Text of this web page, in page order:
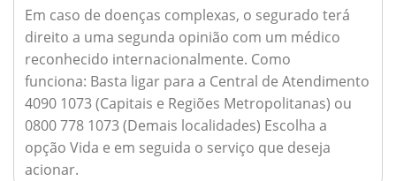
Em caso de doenças complexas, o segurado terá
direito a uma segunda opinião com um médico
reconhecido internacionalmente. Como
funciona: Basta ligar para a Central de Atendimento
4090 1073 (Capitais e Regiões Metropolitanas) ou
0800 778 1073 (Demais localidades) Escolha a
opção Vida e em seguida o serviço que deseja
acionar.